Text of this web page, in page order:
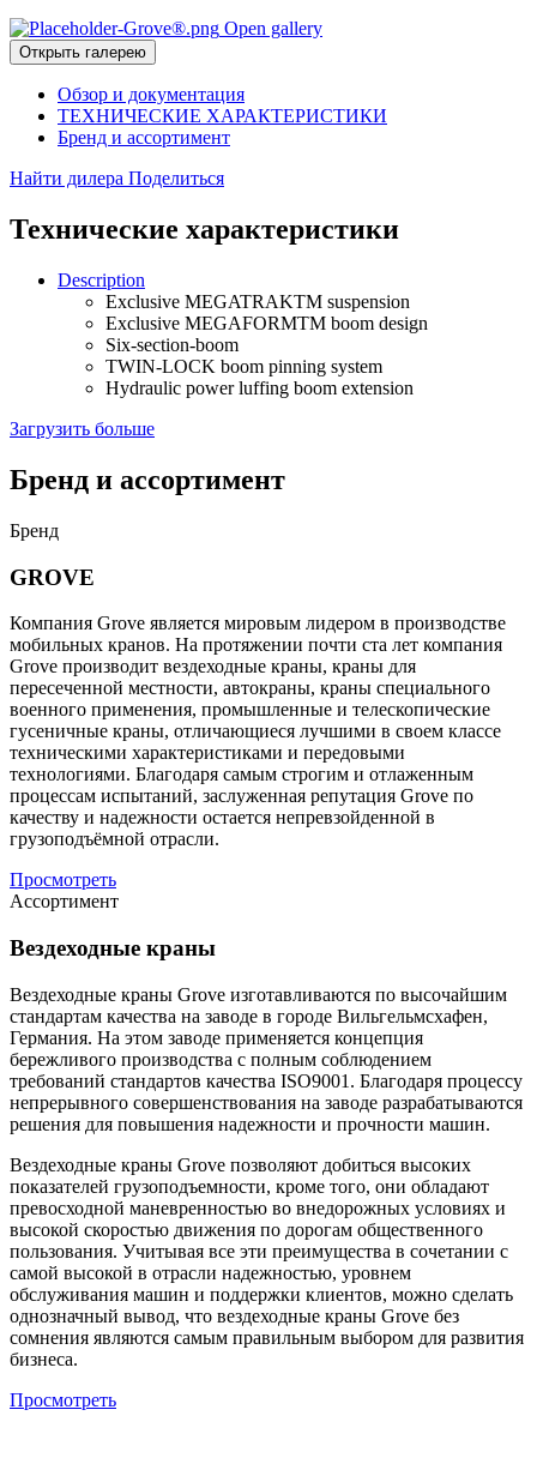
Open gallery
Открыть галерею
Обзор и документация
ТЕХНИЧЕСКИЕ ХАРАКТЕРИСТИКИ
Бренд и ассортимент
Найти дилера Поделиться
Технические характеристики
Description
Exclusive MEGATRAKTM suspension
Exclusive MEGAFORMTM boom design
Six-section-boom
TWIN-LOCK boom pinning system
Hydraulic power luffing boom extension
Загрузить больше
Бренд и ассортимент
Бренд
GROVE
Компания Grove является мировым лидером в производстве
мобильных кранов. На протяжении почти ста лет компания
Grove производит вездеходные краны, краны для
пересеченной местности, автокраны, краны специального
военного применения, промышленные и телескопические
гусеничные краны, отличающиеся лучшими в своем классе
техническими характеристиками и передовыми
технологиями. Благодаря самым строгим и отлаженным
процессам испытаний, заслуженная репутация Grove по
качеству и надежности остается непревзойденной в
грузоподъёмной отрасли.
Просмотреть
Ассортимент
Вездеходные краны
Вездеходные краны Grove изготавливаются по высочайшим
стандартам качества на заводе в городе Вильгельмсхафен,
Германия. На этом заводе применяется концепция
бережливого производства с полным соблюдением
требований стандартов качества ISO9001. Благодаря процессу
непрерывного совершенствования на заводе разрабатываются
решения для повышения надежности и прочности машин.
Вездеходные краны Grove позволяют добиться высоких
показателей грузоподъемности, кроме того, они обладают
превосходной маневренностью во внедорожных условиях и
высокой скоростью движения по дорогам общественного
пользования. Учитывая все эти преимущества в сочетании с
самой высокой в отрасли надежностью, уровнем
обслуживания машин и поддержки клиентов, можно сделать
однозначный вывод, что вездеходные краны Grove без
сомнения являются самым правильным выбором для развития
бизнеса.
Просмотреть